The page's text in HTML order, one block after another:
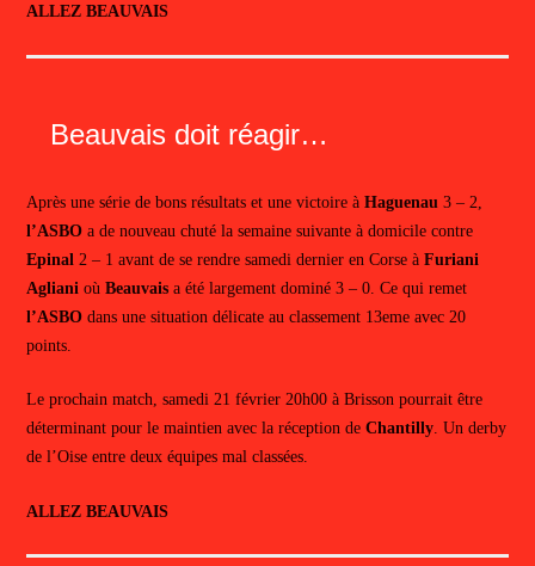
ALLEZ BEAUVAIS
Beauvais doit réagir…
Après une série de bons résultats et une victoire à Haguenau 3 – 2,
l’ASBOa de nouveau chuté la semaine suivante à domicile contre
Epinal 2 – 1 avant de se rendre samedi dernier en Corse àFuriani
Agliani où Beauvais a été largement dominé 3 – 0. Ce qui remet
l’ASBOdans une situation délicate au classement 13eme avec 20
points.
Le prochain match, samedi 21 février 20h00 à Brisson pourrait être
déterminant pour le maintien avec la réception deChantilly. Un derby
de l’Oise entre deux équipes mal classées.
ALLEZ BEAUVAIS